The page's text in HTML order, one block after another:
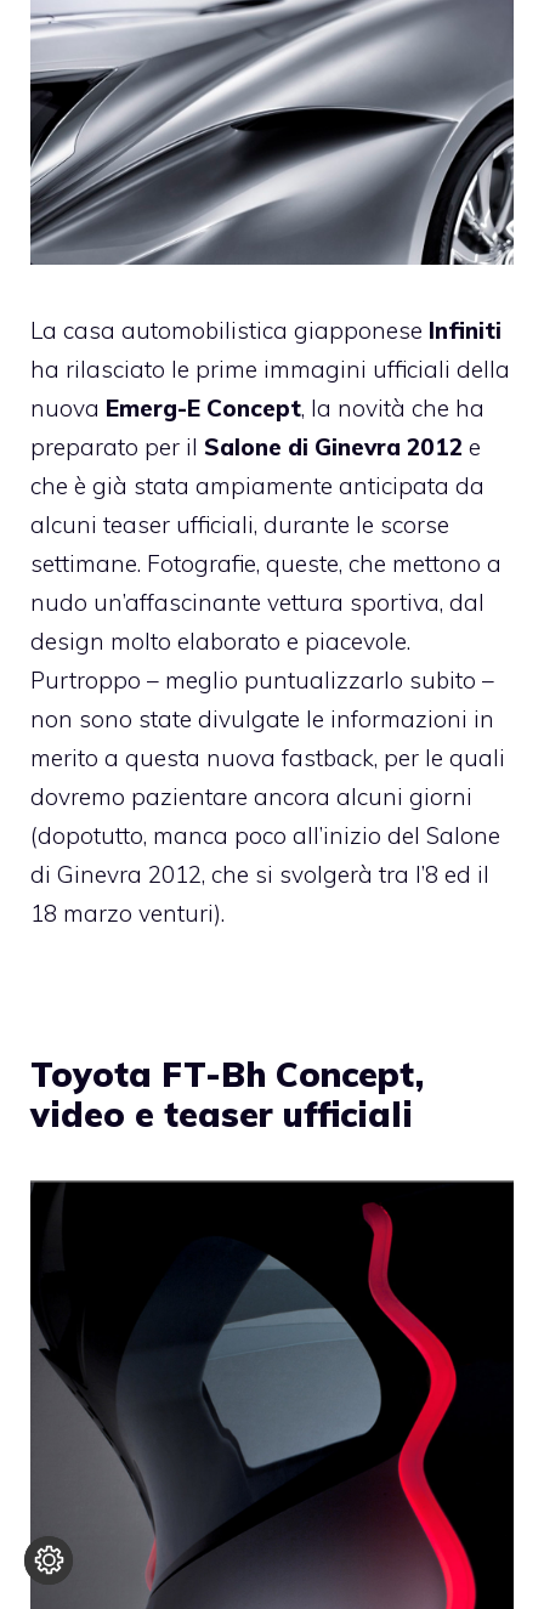
La casa automobilistica giapponese Infiniti
ha rilasciato le prime immagini ufficiali della
nuova Emerg-E Concept, la novità che ha
preparato per il Salone di Ginevra 2012 e
che è già stata ampiamente anticipata da
alcuni teaser ufficiali, durante le scorse
settimane. Fotografie, queste, che mettono a
nudo un’affascinante vettura sportiva, dal
design molto elaborato e piacevole.
Purtroppo – meglio puntualizzarlo subito –
non sono state divulgate le informazioni in
merito a questa nuova fastback, per le quali
dovremo pazientare ancora alcuni giorni
(dopotutto, manca poco all’inizio del Salone
di Ginevra 2012, che si svolgerà tra l’8 ed il
18 marzo venturi).
Toyota FT-Bh Concept,
video e teaser ufficiali